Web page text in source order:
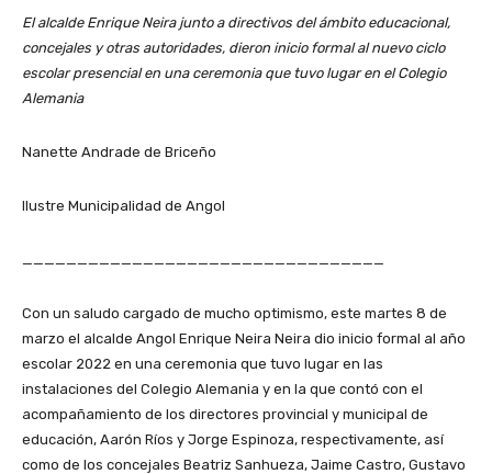
El alcalde Enrique Neira junto a directivos del ámbito educacional,
concejales y otras autoridades, dieron inicio formal al nuevo ciclo
escolar presencial en una ceremonia que tuvo lugar en el Colegio
Alemania
Nanette Andrade de Briceño
Ilustre Municipalidad de Angol
_________________________________
Con un saludo cargado de mucho optimismo, este martes 8 de
marzo el alcalde Angol Enrique Neira Neira dio inicio formal al año
escolar 2022 en una ceremonia que tuvo lugar en las
instalaciones del Colegio Alemania y en la que contó con el
acompañamiento de los directores provincial y municipal de
educación, Aarón Ríos y Jorge Espinoza, respectivamente, así
como de los concejales Beatriz Sanhueza, Jaime Castro, Gustavo